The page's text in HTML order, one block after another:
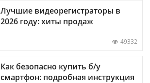
Лучшие видеорегистраторы в
2026 году: хиты продаж
49332
Как безопасно купить б/у
смартфон: подробная инструкция